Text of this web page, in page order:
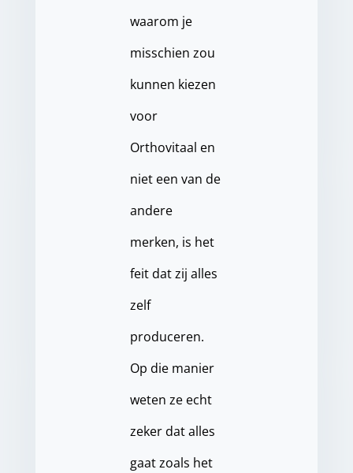
waarom je
misschien zou
kunnen kiezen
voor
Orthovitaal en
niet een van de
andere
merken, is het
feit dat zij alles
zelf
produceren.
Op die manier
weten ze echt
zeker dat alles
gaat zoals het